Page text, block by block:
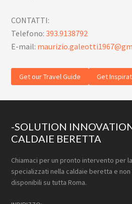
CONTATTI:
Telefono:393.9138792
E-mail:
Get our Travel Guide Get
Footer
-SOLUTION
CALDAIE BERETTA
Chiamaci per un pronto intervento per
specializzati nella caldaie beretta e
disponibili su tutta Roma.